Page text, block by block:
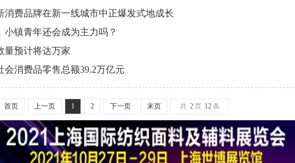
家店。
级潜力释放，市内免税消费将迎来快速发展期，未来还会有更多城市加入开设市内免税店的行
费品牌在新一线城市中正爆发式地成长
展，成都、杭州、重庆等城市迅速崛起，为即将或已挤在一线城市的人提供了更多发展选择。
。
镇青年还会成为主力吗？
00后的成长背景与消费习惯，给包括电影在内的内容生产者以及企业品牌提出了新的课题。
量预计将达万家
由于新冠疫情的冲击，美国今年据估计将有至多1万家零售店关闭，较2020年增加14%。
会消费品零售总额39.2万亿元
首页 上一页 1 2 下一页 末页 共 2页 12条